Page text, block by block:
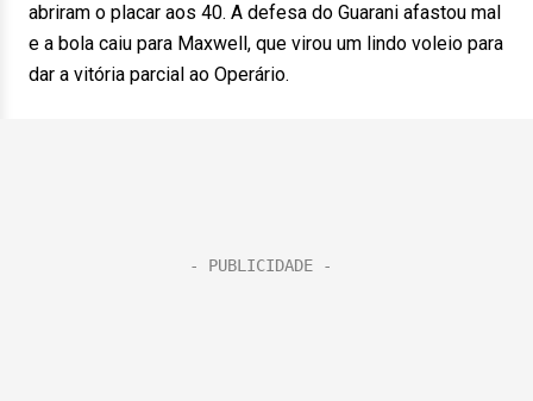
abriram o placar aos 40. A defesa do Guarani afastou mal
e a bola caiu para Maxwell, que virou um lindo voleio para
dar a vitória parcial ao Operário.